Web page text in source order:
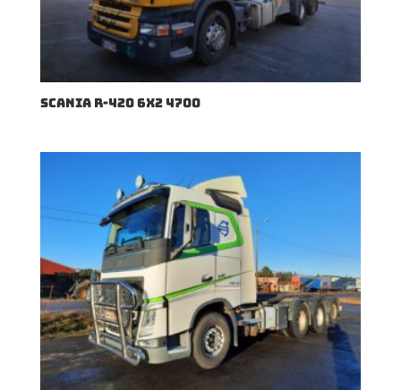
SCANIA R-420 6X2 4700